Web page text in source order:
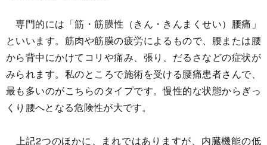
専門的には「筋・筋膜性（きん・きんまくせい）腰痛」
といいます。筋肉や筋膜の疲労によるもので、腰または腰
から背中にかけてコリや痛み、張り、だるさなどの症状が
みられます。私のところで施術を受ける腰痛患者さんで、
最も多いのがこちらのタイプです。慢性的な状態からぎっ
くり腰へとなる危険性が大です。
上記2つのほかに、まれではありますが、内臓機能の低